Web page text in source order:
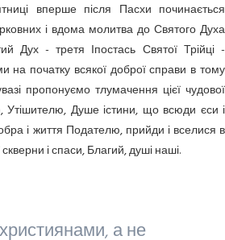
вперше після Пасхи починається
і вдома молитва до Святого Духа
Дух - третя Іпостась Святої Трійці -
на початку всякої доброї справи в тому
пропонуємо тлумачення цієї чудової
Душе істини, що всюди єси і
і життя Подателю, прийди і вселися в
скверни і спаси, Благий, душі наші.
а не